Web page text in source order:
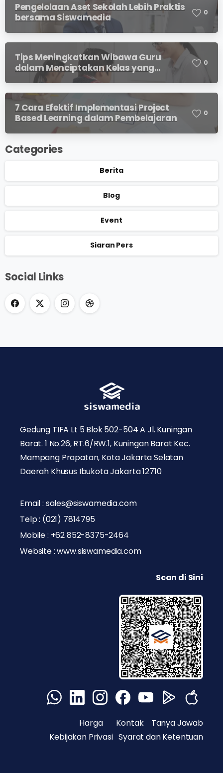
Pengelolaan Aset Sekolah Lebih Praktis
bersama Siswamedia
0
Tips Meningkatkan Wibawa Guru
dalam Menciptakan Kelas yang
Kondusif
0
7 Cara Efektif Implementasi Project
Based Learning dalam Pembelajaran
0
Categories
Berita
Blog
Event
Siaran Pers
Social Links
Gedung TIFA Lt 5 Blok 502-504 A Jl. Kuningan
Barat. 1 No.26, RT.6/RW.1, Kuningan Barat Kec.
Mampang Prapatan, Kota Jakarta Selatan
Daerah Khusus Ibukota Jakarta 12710
Email : sales@siswamedia.com
Telp : (021) 7814795
Mobile : +62 852-8375-2464
Website : www.siswamedia.com
Scan di Sini
Harga KontakTanya Jawab
Kebijakan Privasi Syarat dan Ketentuan